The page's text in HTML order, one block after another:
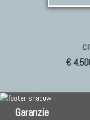
€
Garanzie